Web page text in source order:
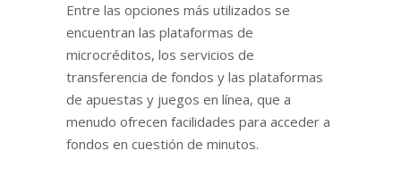
Entre las opciones más utilizados se
encuentran las plataformas de
microcréditos, los servicios de
transferencia de fondos y las plataformas
de apuestas y juegos en línea, que a
menudo ofrecen facilidades para acceder a
fondos en cuestión de minutos.